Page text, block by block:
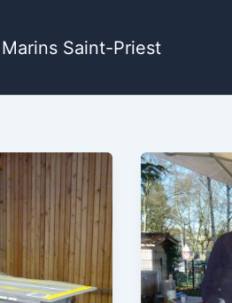
Saint-Priest